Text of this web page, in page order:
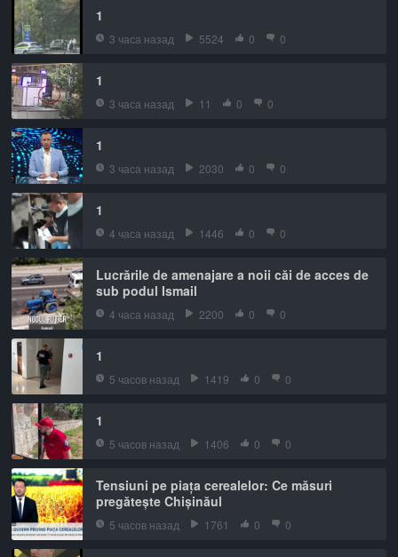
1
3 часа назад 5524 0 0
1
3 часа назад 11 0 0
1
3 часа назад 2030 0 0
1
4 часа назад 1446 0 0
Lucrările de amenajare a noii căi de acces de
sub podul Ismail
4 часа назад 2200 0 0
1
5 часов назад 1419 0 0
1
5 часов назад 1406 0 0
Tensiuni pe piața cerealelor: Ce măsuri
pregătește Chișinăul
5 часов назад 1761 0 0